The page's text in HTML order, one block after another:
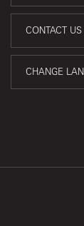
CONTACT US
CHANGE